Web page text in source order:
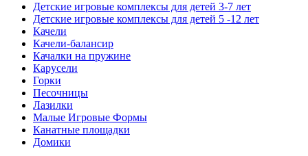
Детские игровые комплексы для детей 3-7 лет
Детские игровые комплексы для детей 5 -12 лет
Качели
Качели-балансир
Качалки на пружине
Карусели
Горки
Песочницы
Лазилки
Малые Игровые Формы
Канатные площадки
Домики